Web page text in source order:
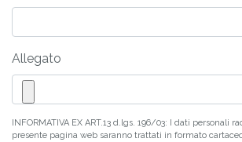
Allegato
INFORMATIVA EX ART.13 d.lgs. 196/03: I dati personali
presente pagina web saranno trattati in formato